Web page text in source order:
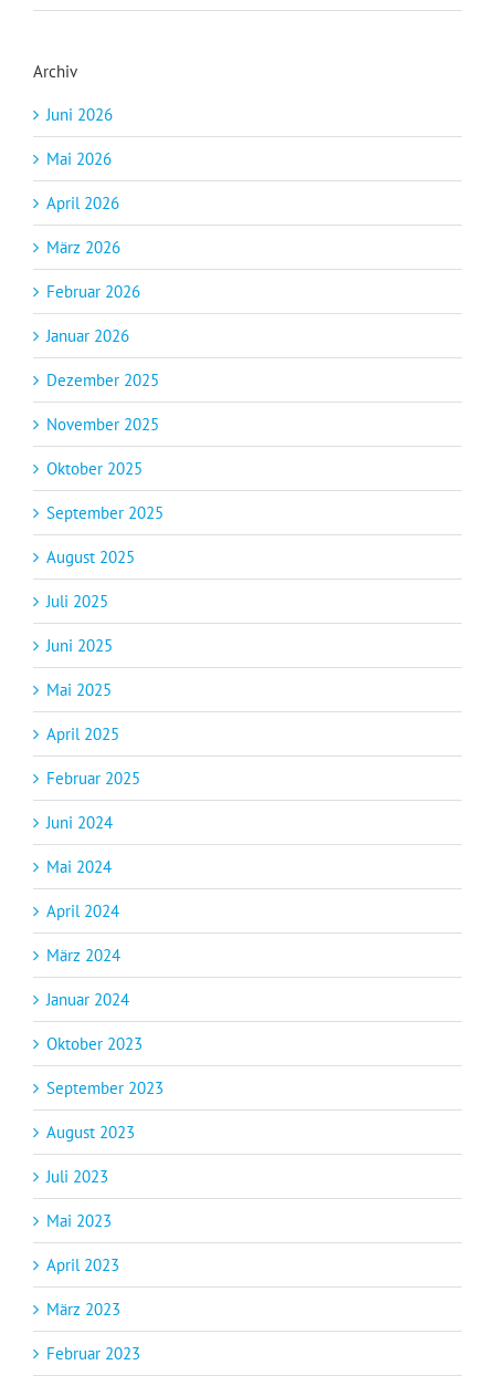
Archiv
Juni 2026
Mai 2026
April 2026
März 2026
Februar 2026
Januar 2026
Dezember 2025
November 2025
Oktober 2025
September 2025
August 2025
Juli 2025
Juni 2025
Mai 2025
April 2025
Februar 2025
Juni 2024
Mai 2024
April 2024
März 2024
Januar 2024
Oktober 2023
September 2023
August 2023
Juli 2023
Mai 2023
April 2023
März 2023
Februar 2023